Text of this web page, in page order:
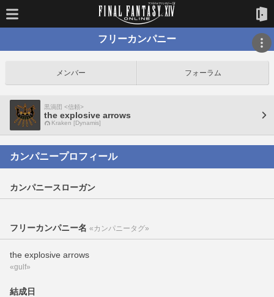
フリーカンパニー
メンバー フォーラム
黒渦団 <信頼>
the explosive arrows
Kraken [Dynamis]
カンパニープロフィール
カンパニースローガン
フリーカンパニー名 «カンパニータグ»
the explosive arrows
«gulf»
結成日